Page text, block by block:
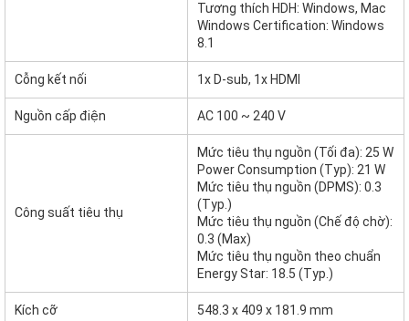
Tương thích HDH: Windows, Mac
Windows Certification: Windows
8.1
Cỗng kết nối 1x D-sub, 1x HDMI
Nguồn cấp điện AC 100 ~ 240 V
Công suất tiêu thụ
Mức tiêu thụ nguồn (Tối đa): 25 W
Power Consumption (Typ): 21 W
Mức tiêu thụ nguồn (DPMS): 0.3
(Typ.)
Mức tiêu thụ nguồn (Chế độ chờ):
0.3 (Max)
Mức tiêu thụ nguồn theo chuẩn
Energy Star: 18.5 (Typ.)
Kích cỡ 548.3 x 409 x 181.9 mm